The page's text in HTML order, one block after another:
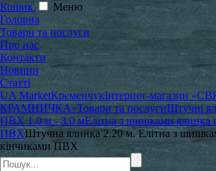
Кошик
Меню
Головна
Товари та послуги
Про нас
Контакти
Новини
Статті
UA MarketКременчукІнтернет-магазин
КРАМНИЧКА»Товари та послугиШтучні
ПВХ 1.0 м - 3.0 мЕлітна з шишками ялинка
ПВХШтучна ялинка 2.20 м. Елітна з
кінчиками ПВХ